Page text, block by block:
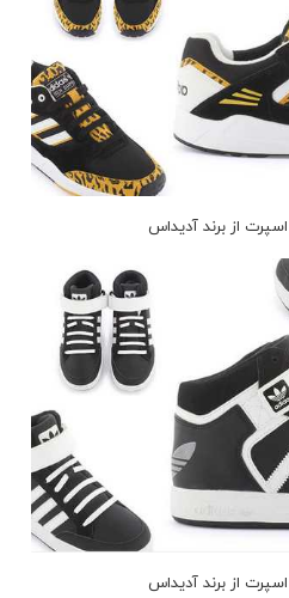
از برند آدیداس
از برند آدیداس